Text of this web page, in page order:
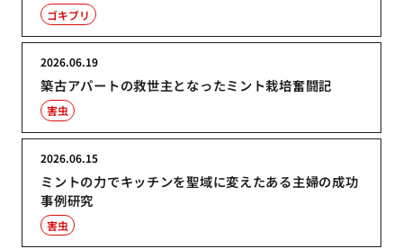
ゴキブリ
築古アパートの救世主となったミント栽培奮闘記
2026.06.19
害虫
ミントの力でキッチンを聖域に変えたある主婦の成功
事例研究
2026.06.15
害虫